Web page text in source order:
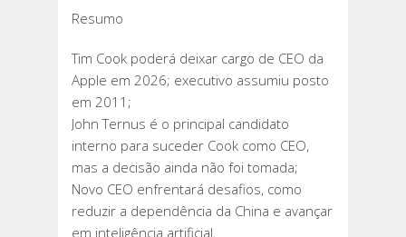
2026
Resumo
Tim Cook poderá deixar cargo de CEO da
Apple em 2026; executivo assumiu posto
em 2011;
John Ternus é o principal candidato
interno para suceder Cook como CEO,
mas a decisão ainda não foi tomada;
Novo CEO enfrentará desafios, como
reduzir a dependência da China e avançar
em inteligência artificial.